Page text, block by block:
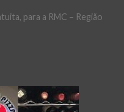
para a RMC – Região